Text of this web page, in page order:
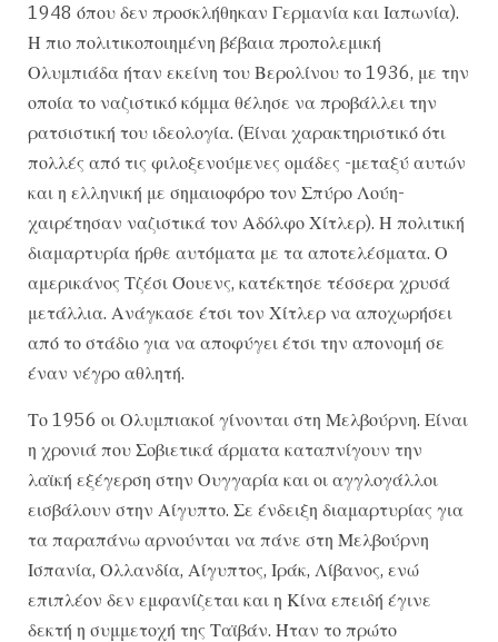
1948 όπου δεν προσκλήθηκαν Γερμανία και Ιαπωνία).
Η πιο πολιτικοποιημένη βέβαια προπολεμική
Ολυμπιάδα ήταν εκείνη του Βερολίνου το 1936, με την
οποία το ναζιστικό κόμμα θέλησε να προβάλλει την
ρατσιστική του ιδεολογία. (Είναι χαρακτηριστικό ότι
πολλές από τις φιλοξενούμενες ομάδες -μεταξύ αυτών
και η ελληνική με σημαιοφόρο τον Σπύρο Λούη-
χαιρέτησαν ναζιστικά τον Αδόλφο Χίτλερ). Η πολιτική
διαμαρτυρία ήρθε αυτόματα με τα αποτελέσματα. Ο
αμερικάνος Τζέσι Όουενς, κατέκτησε τέσσερα χρυσά
μετάλλια. Ανάγκασε έτσι τον Χίτλερ να αποχωρήσει
από το στάδιο για να αποφύγει έτσι την απονομή σε
έναν νέγρο αθλητή.
Το 1956 οι Ολυμπιακοί γίνονται στη Μελβούρνη. Είναι
η χρονιά που Σοβιετικά άρματα καταπνίγουν την
λαϊκή εξέγερση στην Ουγγαρία και οι αγγλογάλλοι
εισβάλουν στην Αίγυπτο. Σε ένδειξη διαμαρτυρίας για
τα παραπάνω αρνούνται να πάνε στη Μελβούρνη
Ισπανία, Ολλανδία, Αίγυπτος, Ιράκ, Λίβανος, ενώ
επιπλέον δεν εμφανίζεται και η Κίνα επειδή έγινε
δεκτή η συμμετοχή της Ταϊβάν. Ήταν το πρώτο